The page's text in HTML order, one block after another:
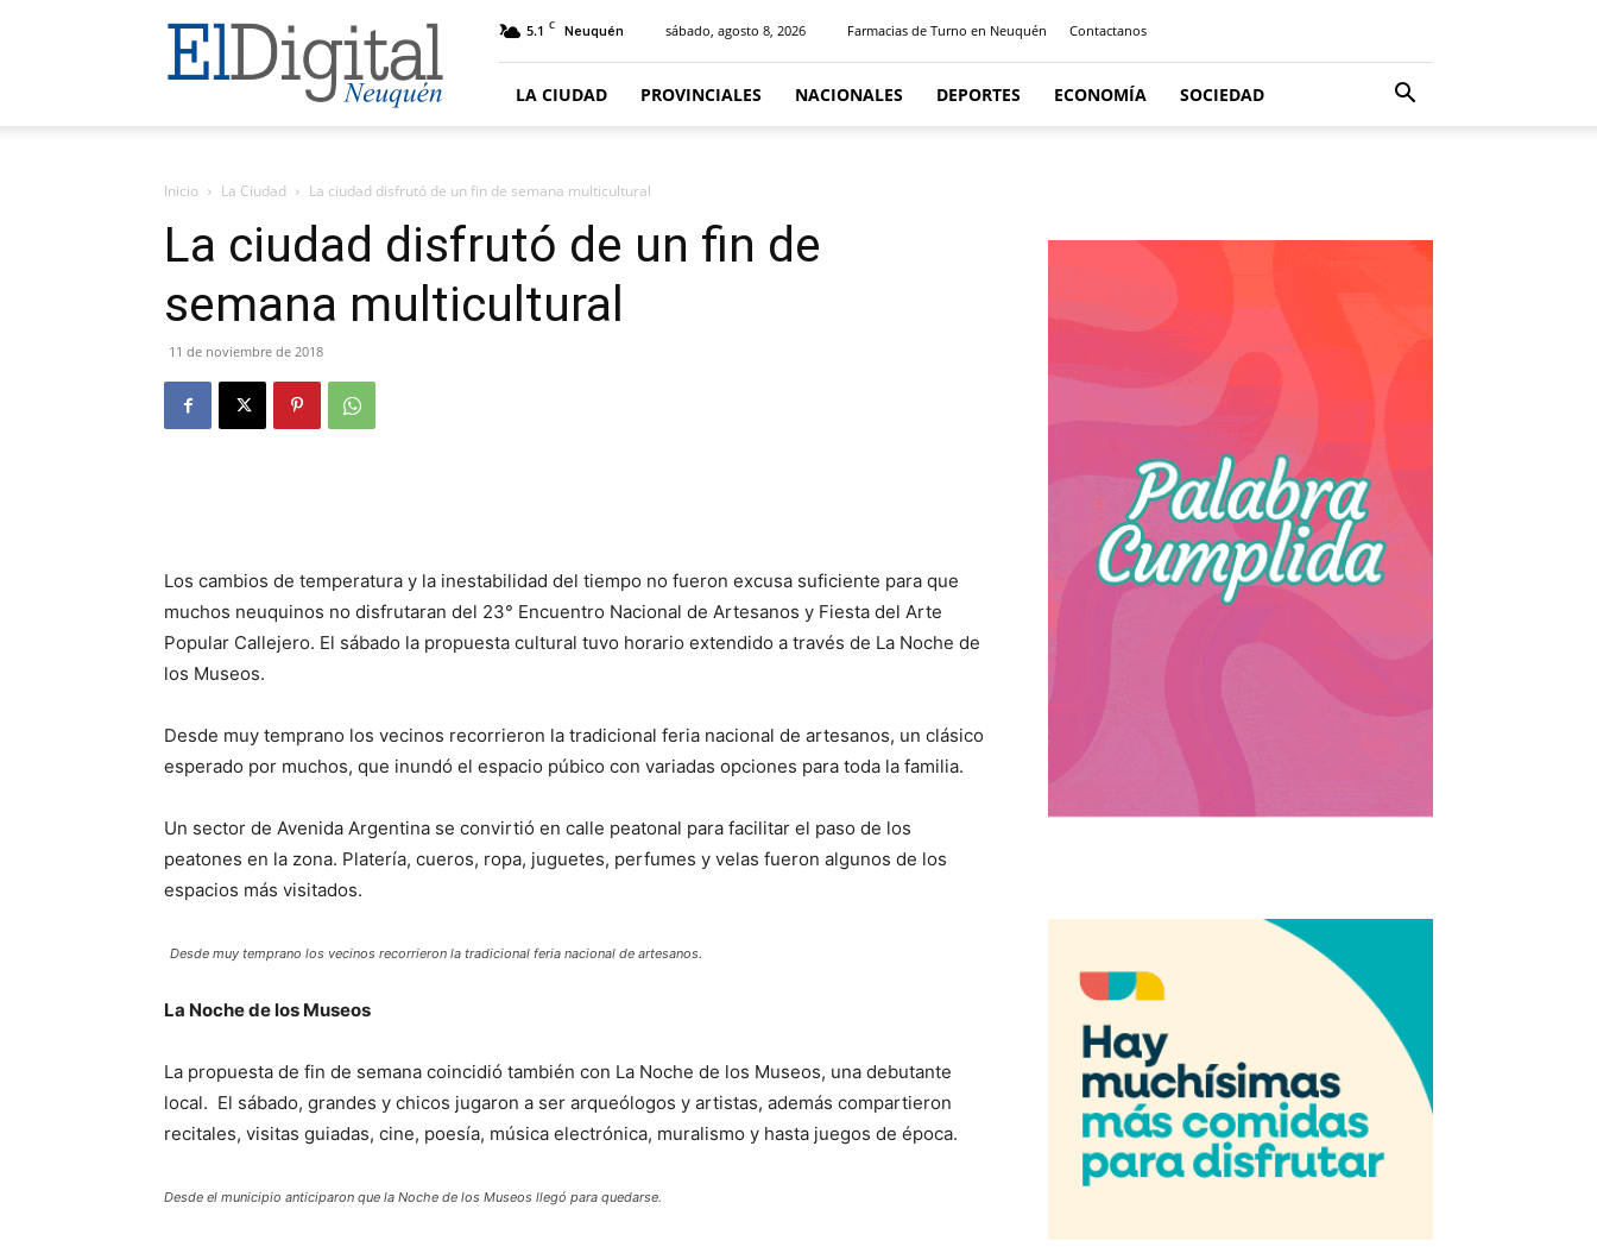
El
Digital
Neuquen
5.1 C Neuquén sábado, agosto 8, 2026 Farmacias de Turno en Neuquén Contactanos
LA CIUDAD PROVINCIALES NACIONALES DEPORTES ECONOMÍA SOCIEDAD
Inicio La Ciudad La ciudad disfrutó de un fin de semana multicultural
La ciudad disfrutó de un fin de
semana multicultural
11 de noviembre de 2018
Los cambios de temperatura y la inestabilidad del tiempo no fueron excusa suficiente para que
muchos neuquinos no disfrutaran del 23° Encuentro Nacional de Artesanos y Fiesta del Arte
Popular Callejero. El sábado la propuesta cultural tuvo horario extendido a través de La Noche de
los Museos.
Desde muy temprano los vecinos recorrieron la tradicional feria nacional de artesanos, un clásico
esperado por muchos, que inundó el espacio púbico con variadas opciones para toda la familia.
Un sector de Avenida Argentina se convirtió en calle peatonal para facilitar el paso de los
peatones en la zona. Platería, cueros, ropa, juguetes, perfumes y velas fueron algunos de los
espacios más visitados.
Desde muy temprano los vecinos recorrieron la tradicional feria nacional de artesanos.
La Noche de los Museos
La propuesta de fin de semana coincidió también con La Noche de los Museos, una debutante
local. El sábado, grandes y chicos jugaron a ser arqueólogos y artistas, además compartieron
recitales, visitas guiadas, cine, poesía, música electrónica, muralismo y hasta juegos de época.
Desde el municipio anticiparon que la Noche de los Museos llegó para quedarse.